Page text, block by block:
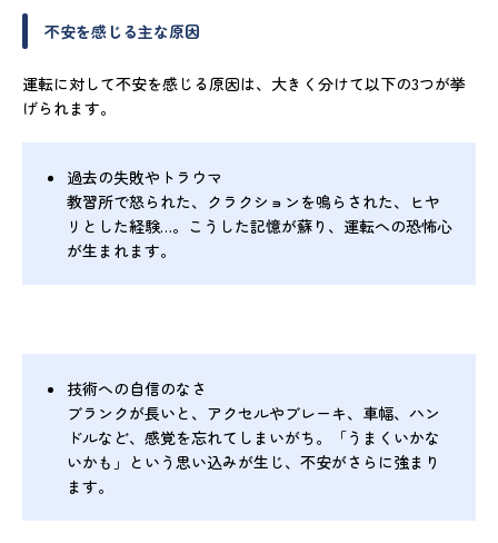
不安を感じる主な原因
運転に対して不安を感じる原因は、大きく分けて以下の3つが挙
げられます。
過去の失敗やトラウマ
教習所で怒られた、クラクションを鳴らされた、ヒヤ
リとした経験…。こうした記憶が蘇り、運転への恐怖心
が生まれます。
技術への自信のなさ
ブランクが長いと、アクセルやブレーキ、車幅、ハン
ドルなど、感覚を忘れてしまいがち。「うまくいかな
いかも」という思い込みが生じ、不安がさらに強まり
ます。